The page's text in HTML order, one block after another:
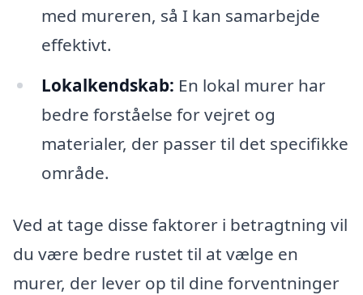
med mureren, så I kan samarbejde
effektivt.
Lokalkendskab: En lokal murer har
bedre forståelse for vejret og
materialer, der passer til det specifikke
område.
Ved at tage disse faktorer i betragtning vil
du være bedre rustet til at vælge en
murer, der lever op til dine forventninger